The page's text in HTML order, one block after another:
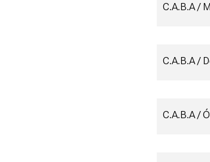
C.A.B.A /
C.A.B.A /
C.A.B.A /